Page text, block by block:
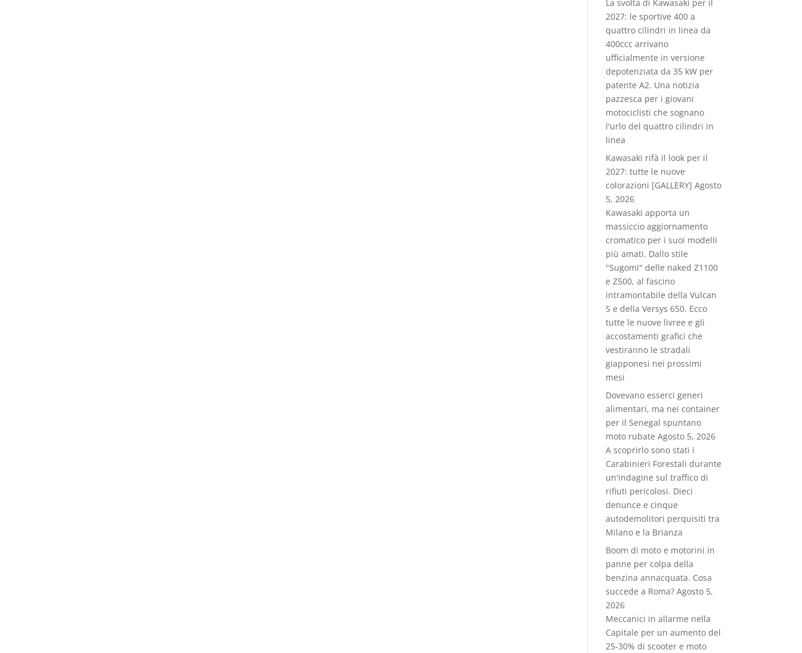
La svolta di Kawasaki per il
2027: le sportive 400 a
quattro cilindri in linea da
400ccc arrivano
ufficialmente in versione
depotenziata da 35 kW per
patente A2. Una notizia
pazzesca per i giovani
motociclisti che sognano
l'urlo del quattro cilindri in
linea
Kawasaki rifà il look per il
2027: tutte le nuove
colorazioni [GALLERY] Agosto
5, 2026
Kawasaki apporta un
massiccio aggiornamento
cromatico per i suoi modelli
più amati. Dallo stile
"Sugomi" delle naked Z1100
e Z500, al fascino
intramontabile della Vulcan
S e della Versys 650. Ecco
tutte le nuove livree e gli
accostamenti grafici che
vestiranno le stradali
giapponesi nei prossimi
mesi
Dovevano esserci generi
alimentari, ma nei container
per il Senegal spuntano
moto rubate Agosto 5, 2026
A scoprirlo sono stati i
Carabinieri Forestali durante
un'indagine sul traffico di
rifiuti pericolosi. Dieci
denunce e cinque
autodemolitori perquisiti tra
Milano e la Brianza
Boom di moto e motorini in
panne per colpa della
benzina annacquata. Cosa
succede a Roma? Agosto 5,
2026
Meccanici in allarme nella
Capitale per un aumento del
25-30% di scooter e moto